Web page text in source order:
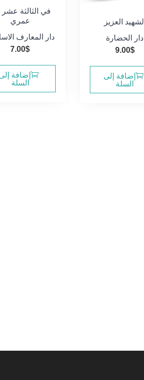
الشهيد العزيز
دار الحضارة
9.00$
إضافة إلى
السلة
في الثالثة
عمري
دار المعارف
7.00$
إضافة
السلة